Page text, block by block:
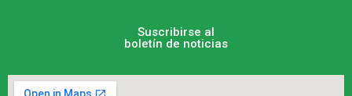
Suscribirse al
boletín de noticias